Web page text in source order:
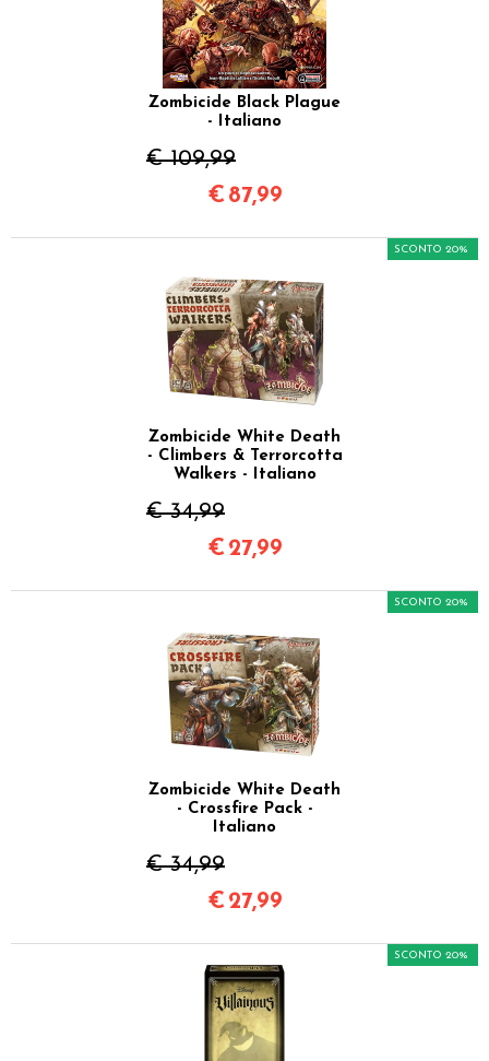
Zombicide Black Plague
- Italiano
€ 109,99
€ 87,99
Zombicide White Death
- Climbers & Terrorcotta
Walkers - Italiano
€ 34,99
SCONTO 20%
€ 27,99
Zombicide White Death
- Crossfire Pack -
Italiano
€ 34,99
SCONTO 20%
€ 27,99
SCONTO 20%